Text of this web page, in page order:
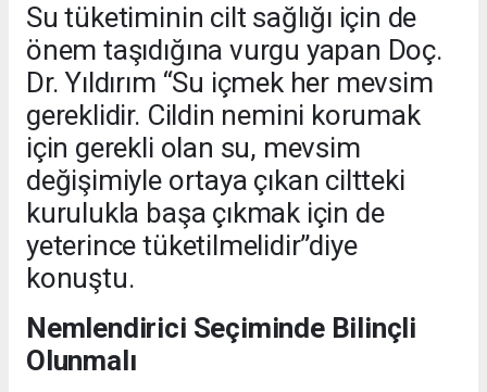
Su tüketiminin cilt sağlığı için de
önem taşıdığına vurgu yapan Doç.
Dr. Yıldırım “Su içmek her mevsim
gereklidir. Cildin nemini korumak
için gerekli olan su, mevsim
değişimiyle ortaya çıkan ciltteki
kurulukla başa çıkmak için de
yeterince tüketilmelidir”diye
konuştu.
Nemlendirici Seçiminde Bilinçli
Olunmalı